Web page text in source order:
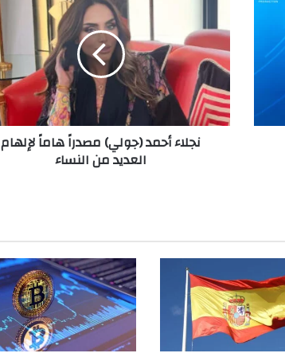
ا
ء
أ
ح
م
د
م
ص
ر
اً
ه
نجلاء أحمد (جولي) مصدراً هاماً لإلهام
العديد من النساء